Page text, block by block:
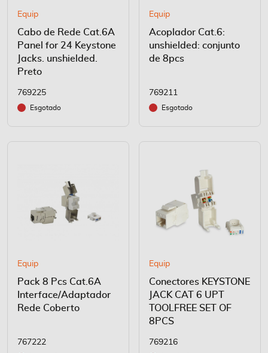
Equip
Cabo de Rede Cat.6A
Panel for 24 Keystone
Jacks. unshielded.
Preto
769225
Esgotado
Equip
Acoplador Cat.6:
unshielded: conjunto
de 8pcs
769211
Esgotado
Equip
Pack 8 Pcs Cat.6A
Interface/Adaptador
Rede Coberto
767222
Equip
Conectores KEYSTONE
JACK CAT 6 UPT
TOOLFREE SET OF
8PCS
769216